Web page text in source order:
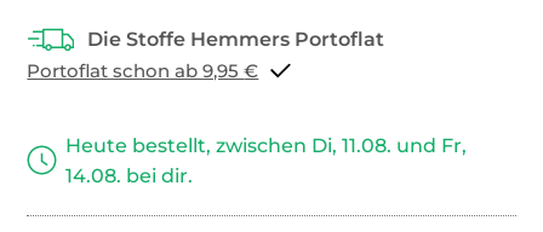
Portoflat schon ab 9,95 €
Heute bestellt, zwischen Di, 11.08. und Fr,
14.08. bei dir.